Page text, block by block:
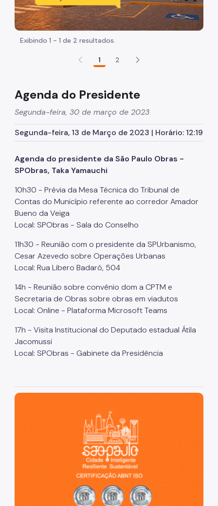
Mobiliário Urbano
Exibindo 1 - 1 de 2 resultados.
1 2
Agenda do Presidente
Segunda-feira, 30 de março de 2023
Segunda-feira, 13 de Março de 2023 | Horário: 12:19
Agenda do presidente da São Paulo Obras -
SPObras, Taka Yamauchi
10h30 - Prévia da Mesa Técnica do Tribunal de
Contas do Município referente ao corredor Amador
Bueno da Veiga
Local: SPObras - Sala do Conselho
11h30 - Reunião com o presidente da SPUrbanismo,
Cesar Azevedo sobre Operações Urbanas
Local: Rua Libero Badaró, 504
14h - Reunião sobre convênio dom a CPTM e
Secretaria de Obras sobre obras em viadutos
Local: Online - Plataforma Microsoft Teams
17h - Visita Institucional do Deputado estadual Átila
Jacomussi
Local: SPObras - Gabinete da Presidência
São Paulo, cidade inteligente, resiliente e sustentável